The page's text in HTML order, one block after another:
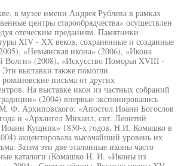
в музее имени Андрея Рублева в рамках
центры старообрядчества» осуществлен
отеческим преданиям. Памятники
XIV - XX веков, сохраненные и созданные
«Невьянская икона» (2006), «Икона
Волги» (2008), «Искусство Поморья XVIII -
выставки также помогли
письма от других
На выставке икон из частных собраний
(2004) впервые экспонировались
Ф. Архиповского: «Апостол Иоанн Богослов
и «Архангел Михаил, свт. Леонтий
Иоанн Кущник» 1830-х годов. Н.И. Комашко в
акцентировала высочайший уровень их
Затем эти две эталонные иконы часто
каталоги (Комашко Н. И. «Иконы из